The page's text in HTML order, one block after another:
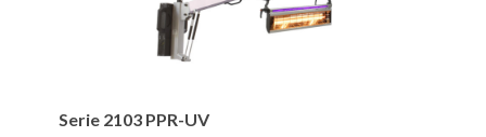
2103Serie 2103 PPR-UV